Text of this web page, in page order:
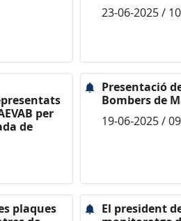
23-06-2025 /
per
de
Presentació
Bombers de
19-06-2025 /
plaques
El president